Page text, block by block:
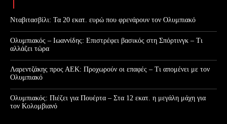
Νταβιτασβίλι: Τα 20 εκατ. ευρώ που φρενάρουν τον Ολυμπιακό
Ολυμπιακός – Ιωαννίδης: Επιστρέφει βασικός στη Σπόρτινγκ – Τι
αλλάζει τώρα
Λαρεντζάκης προς ΑΕΚ: Προχωρούν οι επαφές – Τι απομένει με τον
Ολυμπιακό
Ολυμπιακός: Πιέζει για Πουέρτα – Στα 12 εκατ. η μεγάλη μάχη για
τον Κολομβιανό